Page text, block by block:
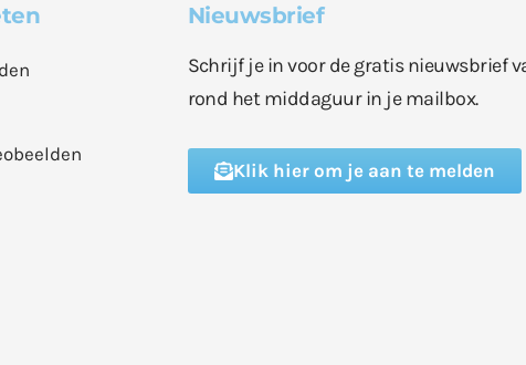
Nieuwsbrief
Schrijf je in voor de gratis nieuwsbrief
rond het middaguur in je mailbox.
Klik hier om je aan te melden